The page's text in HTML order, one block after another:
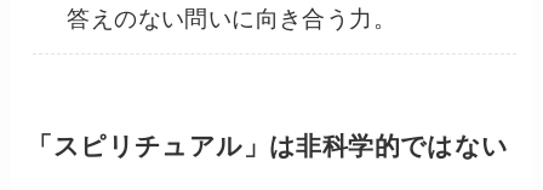
答えのない問いに向き合う力。
「スピリチュアル」は非科学的ではない